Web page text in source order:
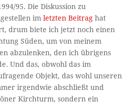
95. Die Diskussion zu
imletzten Beitrag hat
drum biete ich jetzt noch einen
Süden, um von meinem
abzulenken, den ich übrigens
Und das, obwohl das im
Objekt, das wohl unseren
irgendwie abschließt und
Kirchturm, sondern ein